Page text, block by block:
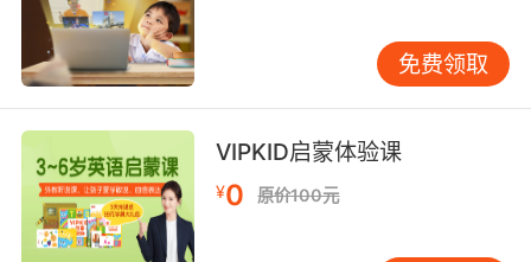
掠夺者几乎将山谷里的古物洗劫一空 但尖塔所传
达的信息依然存在
to win the trust and protection of the local
police.
我进入尖塔的最佳办法 就是获得当地警察的信任
和保护
免费领取
VIPKID启蒙体验课
¥0 原价100元